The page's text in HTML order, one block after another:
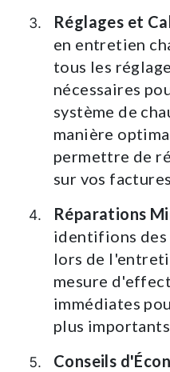
Réglages et
en entretien
tous les
nécessaires
système de
manière
permettre de
sur vos
Réparations
identifions des
lors de
mesure
immédiates
plus
Conseils